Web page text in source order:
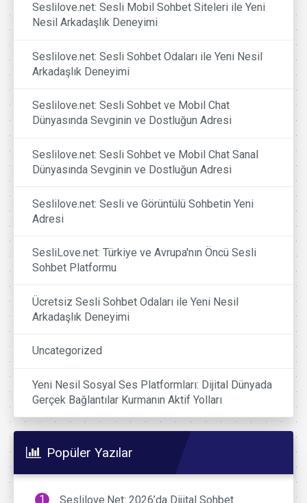
Seslilove.net: Sesli Mobil Sohbet Siteleri ile Yeni
Nesil Arkadaşlık Deneyimi
Seslilove.net: Sesli Sohbet Odaları ile Yeni Nesil
Arkadaşlık Deneyimi
Seslilove.net: Sesli Sohbet ve Mobil Chat
Dünyasında Sevginin ve Dostluğun Adresi
Seslilove.net: Sesli Sohbet ve Mobil Chat Sanal
Dünyasında Sevginin ve Dostluğun Adresi
Seslilove.net: Sesli ve Görüntülü Sohbetin Yeni
Adresi
SesliLove.net: Türkiye ve Avrupa'nın Öncü Sesli
Sohbet Platformu
Ücretsiz Sesli Sohbet Odaları ile Yeni Nesil
Arkadaşlık Deneyimi
Uncategorized
Yeni Nesil Sosyal Ses Platformları: Dijital Dünyada
Gerçek Bağlantılar Kurmanın Aktif Yolları
Popüler Yazılar
Seslilove.Net: 2026’da Dijital Sohbet